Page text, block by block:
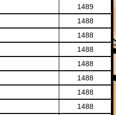
1489
1488
1488
1488
1488
1488
1488
1488